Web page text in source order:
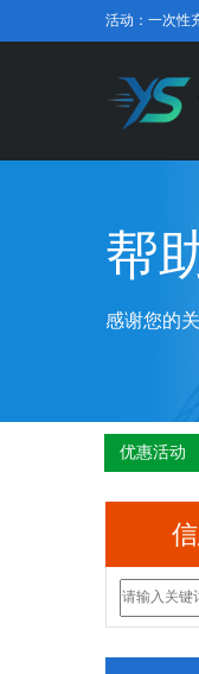
活动：一次性
帮
感谢您的
优惠活动